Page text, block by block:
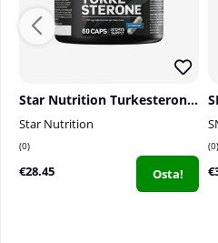
Star Nutrition Turkesterone, 60 caps
Star Nutrition
0
€28.45 Osta!
0